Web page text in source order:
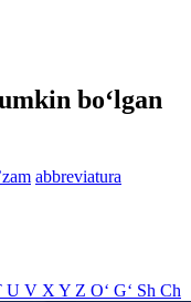
bo‘lgan
abbreviatura
U V X Y Z O‘ G‘ Sh Ch